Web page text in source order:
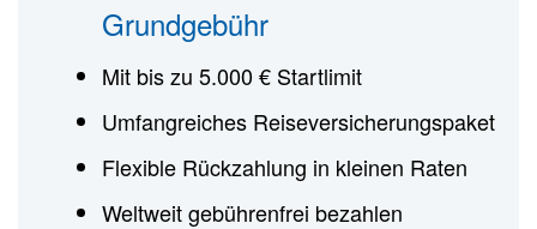
Grundgebühr
Mit bis zu 5.000 € Startlimit
Umfangreiches Reiseversicherungspaket
Flexible Rückzahlung in kleinen Raten
Weltweit gebührenfrei bezahlen